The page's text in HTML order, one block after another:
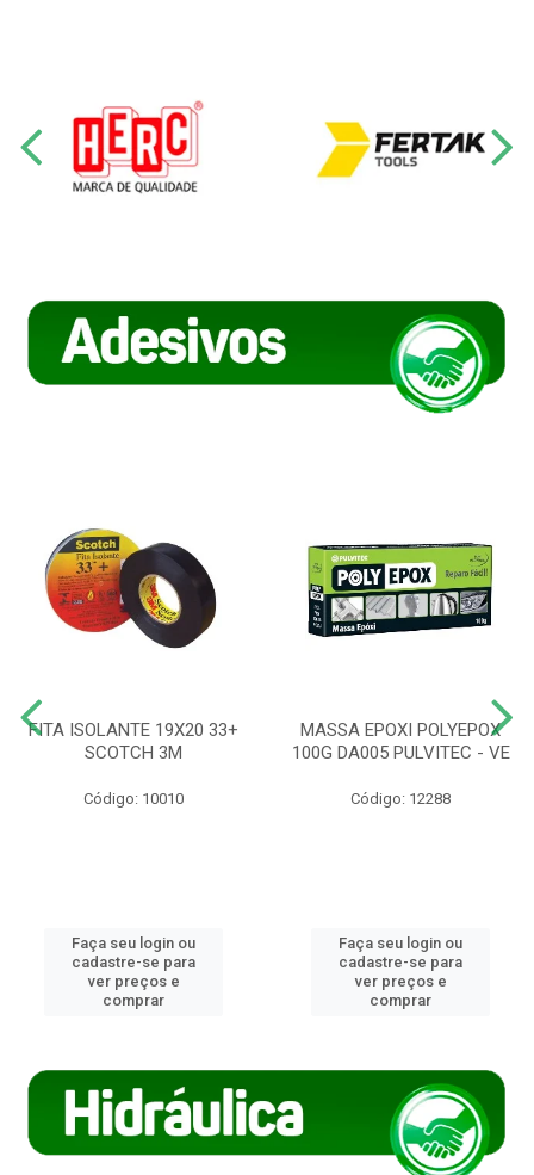
FITA ISOLANTE 19X20 33+
SCOTCH 3M
Código: 10010
Faça seu login ou
cadastre-se para
ver preços e
comprar
MASSA EPOXI POLYEPOX
100G DA005 PULVITEC - VE
Código: 12288
Faça seu login ou
cadastre-se para
ver preços e
comprar